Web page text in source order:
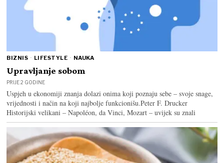
BIZNIS · LIFESTYLE · NAUKA
Upravljanje sobom
PRIJE 2 GODINE
Uspjeh u ekonomiji znanja dolazi onima koji poznaju sebe – svoje snage,
vrijednosti i način na koji najbolje funkcionišu.Peter F. Drucker
Historijski velikani – Napoléon, da Vinci, Mozart – uvijek su znali